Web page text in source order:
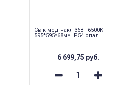
Св-к мед накл 36Вт 6500К
595*595*68мм IP54 опал
6 699,75 руб.